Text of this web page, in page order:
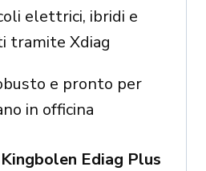
elettrici, ibridi e
tramite Xdiag
e pronto per
in officina
Kingbolen Ediag Plus